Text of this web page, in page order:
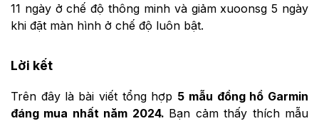
11 ngày ở chế độ thông minh và giảm xuoonsg 5 ngày
khi đặt màn hình ở chế độ luôn bật.
Lời kết
Trên đây là bài viết tổng hợp 5 mẫu đồng hồ Garmin
đáng mua nhất năm 2024. Bạn cảm thấy thích mẫu